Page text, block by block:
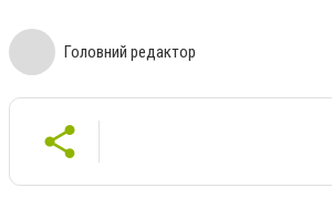
Головний редактор